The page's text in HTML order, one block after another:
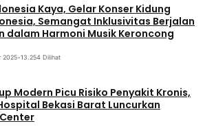
Kaya, Gelar Konser Kidung
Semangat Inklusivitas Berjalan
dalam Harmoni Musik Keroncong
2025•13.254 Dilihat
Modern Picu Risiko Penyakit Kronis,
Bekasi Barat Luncurkan